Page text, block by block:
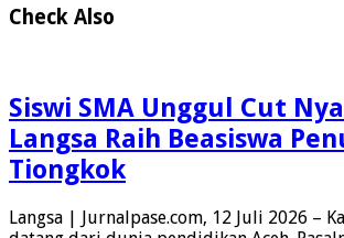
Check Also
Siswi SMA Unggul Cut
Langsa Raih Beasiswa
Tiongkok
Langsa | Jurnalpase.com, 12 Juli 2026 –